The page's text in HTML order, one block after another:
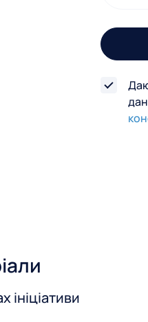
з
в
ініціативи